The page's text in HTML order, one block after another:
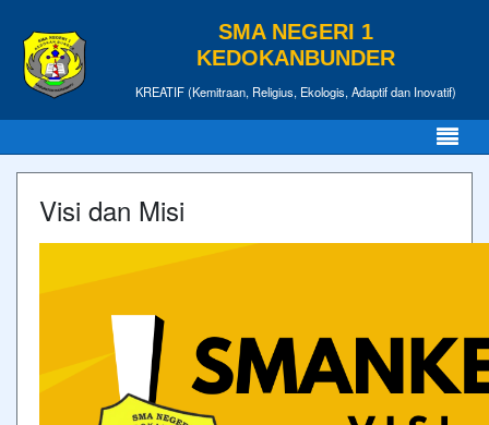
SMA NEGERI 1
KEDOKANBUNDER
KREATIF (Kemitraan, Religius, Ekologis, Adaptif dan Inovatif)
Visi dan Misi